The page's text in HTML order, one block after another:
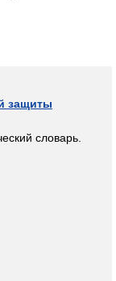
защиты
словарь.